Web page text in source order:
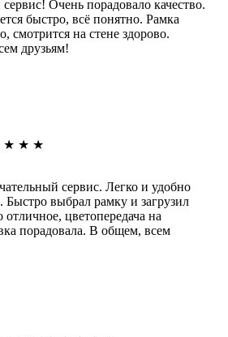
Очень порадовало качество.
быстро, всё понятно. Рамка
смотрится на стене здорово.
друзьям!
★ ★ ★
сервис. Легко и удобно
Быстро выбрал рамку и загрузил
отличное, цветопередача на
порадовала. В общем, всем